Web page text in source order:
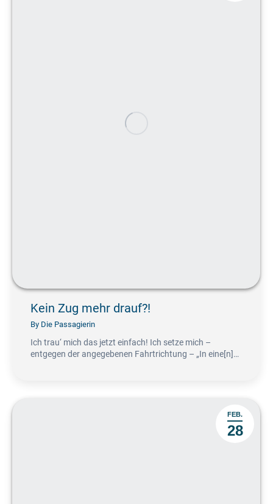
Kein Zug mehr drauf?!
By Die Passagierin
Ich trau‘ mich das jetzt einfach! Ich setze mich –
entgegen der angegebenen Fahrtrichtung – „In eine[n]…
FEB.
28